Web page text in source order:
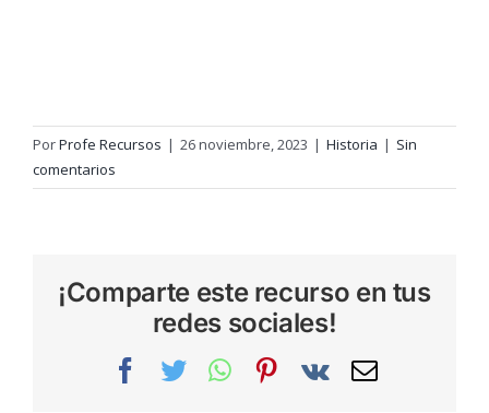
PorProfe Recursos | 26 noviembre, 2023 | Historia | Sin
comentarios
¡Comparte este recurso en tus
redes sociales!
Facebook
TwitterWhatsAppPinterest
Vk
Correo